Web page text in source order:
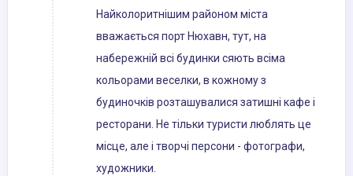
Найколоритнішим районом міста
вважається порт Нюхавн, тут, на
набережній всі будинки сяють всіма
кольорами веселки, в кожному з
будиночків розташувалися затишні кафе і
ресторани. Не тільки туристи люблять це
місце, але і творчі персони - фотографи,
художники.